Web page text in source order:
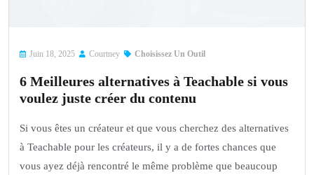
Juin 18, 2025 Courtney Choisissez Un Outil
6 Meilleures alternatives à Teachable si vous
voulez juste créer du contenu
Si vous êtes un créateur et que vous cherchez des alternatives
à Teachable pour les créateurs, il y a de fortes chances que
vous ayez déjà rencontré le même problème que beaucoup